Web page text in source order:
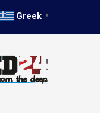
Greek ▼